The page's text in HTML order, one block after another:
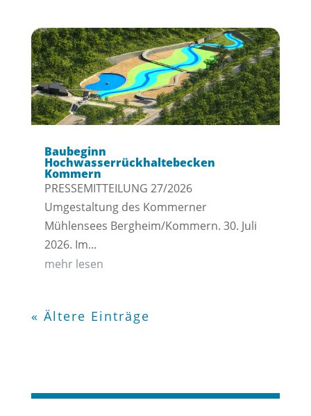
Baubeginn
Hochwasserrückhaltebecken
Kommern
PRESSEMITTEILUNG 27/2026
Umgestaltung des Kommerner
Mühlensees Bergheim/Kommern. 30. Juli
2026. Im...
mehr lesen
« Ältere Einträge